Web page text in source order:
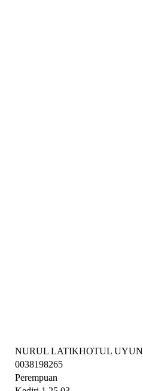
NURUL LATIKHOTUL UYUN
0038198265
Perempuan